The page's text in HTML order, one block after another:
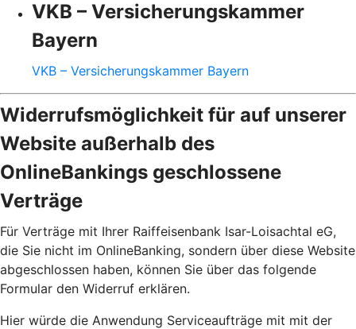
VKB – Versicherungskammer
Bayern
VKB – Versicherungskammer Bayern
Widerrufsmöglichkeit für auf unserer
Website außerhalb des
OnlineBankings geschlossene
Verträge
Für Verträge mit Ihrer Raiffeisenbank Isar-Loisachtal eG,
die Sie nicht im OnlineBanking, sondern über diese Website
abgeschlossen haben, können Sie über das folgende
Formular den Widerruf erklären.
Hier würde die Anwendung Serviceaufträge mit mit der